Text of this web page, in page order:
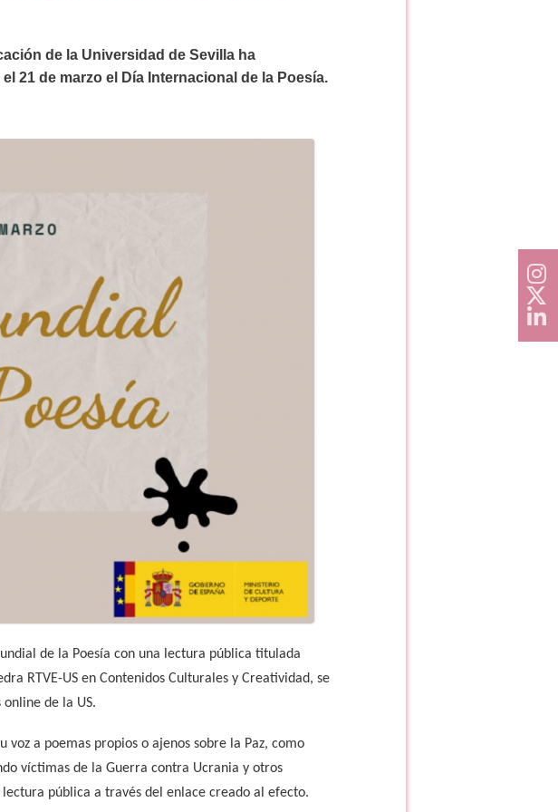
de la Universidad de Sevilla ha
21 de marzo el Día Internacional de la Poesía.
de la Poesía con una lectura pública titulada
RTVE-US en Contenidos Culturales y Creatividad, se
de la US.
a poemas propios o ajenos sobre la Paz, como
víctimas de la Guerra contra Ucrania y otros
pública a través del enlace creado al efecto.